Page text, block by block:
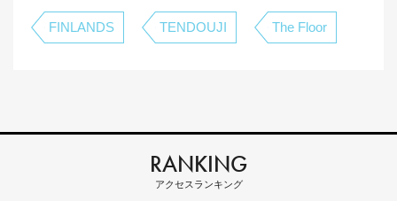
FINLANDS TENDOUJI The Floor
RANKING
アクセスランキング